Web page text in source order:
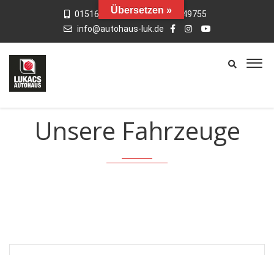
015163769659
01742949755
info@autohaus-luk.de
Unsere Fahrzeuge
Übersetzen »